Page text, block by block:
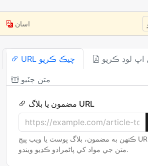
اسان
URL چيڪ ڪريو اپ لوڊ ڪريو
متن چٽيو
مضمون يا بلاگ URL
ڪنهن به مضمون، بلاگ پوسٽ يا ويب پيج URL کي چٽيو. بنيادي
متن جي مواد کي پاڻمرادو ڪڍيو ويندو.